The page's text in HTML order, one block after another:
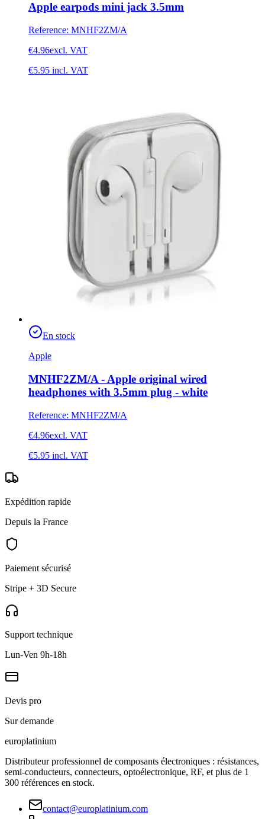
Apple earpods mini jack 3.5mm
Reference: MNHF2ZM/A
€4.96excl. VAT
€5.95 incl. VAT
En stock
Apple
MNHF2ZM/A - Apple original wired
headphones with 3.5mm plug - white
Reference: MNHF2ZM/A
€4.96excl. VAT
€5.95 incl. VAT
Expédition rapide
Depuis la France
Paiement sécurisé
Stripe + 3D Secure
Support technique
Lun-Ven 9h-18h
Devis pro
Sur demande
europlatinium
Distributeur professionnel de composants électroniques : résistances,
semi-conducteurs, connecteurs, optoélectronique, RF, et plus de 1
300 références en stock.
contact@europlatinium.com